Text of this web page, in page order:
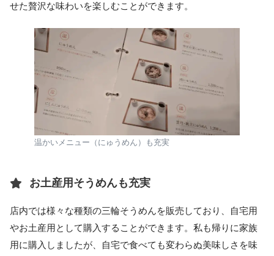
せた贅沢な味わいを楽しむことができます。
温かいメニュー（にゅうめん）も充実
お土産用そうめんも充実
店内では様々な種類の三輪そうめんを販売しており、自宅用
やお土産用として購入することができます。私も帰りに家族
用に購入しましたが、自宅で食べても変わらぬ美味しさを味